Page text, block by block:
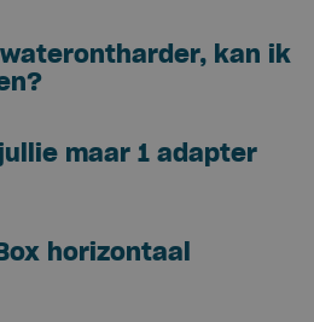
kan ik
maar 1 adapter
horizontaal